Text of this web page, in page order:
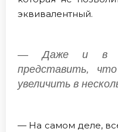
эквивалентный.
— Даже и в
представить,
увеличить в
— На самом деле,